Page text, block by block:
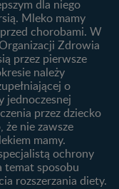
ciąży
jak poprawić
następne
dziecka?
dla niego
Mleko mamy
chorobami. W
Zdrowia
przez pierwsze
należy
o
jednoczesnej
przez dziecko
że nie zawsze
mamy.
ochrony
temat sposobu
rozszerzania diety.